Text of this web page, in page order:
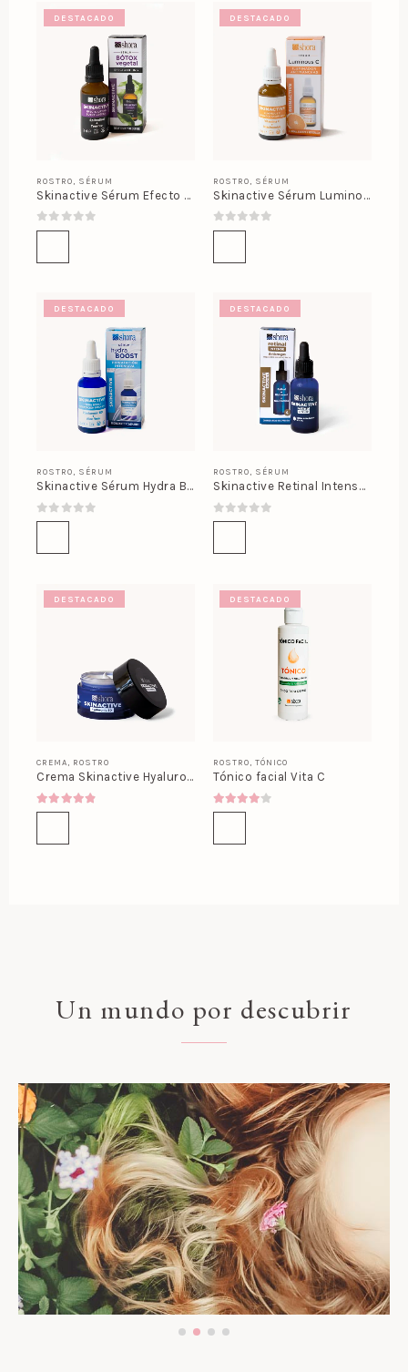
DESTACADO
ROSTRO SÉRUM
Skinactive Sérum Efecto Lifting
0out of 5
DESTACADO
ROSTRO SÉRUM
Skinactive Sérum Luminous C
0out of 5
DESTACADO
ROSTRO SÉRUM
Skinactive Sérum Hydra Boost
0out of 5
DESTACADO
ROSTRO SÉRUM
Skinactive Retinal Intense Sérum
0out of 5
DESTACADO
CREMA ROSTRO
Crema Skinactive Hyaluronic 8D
4.80out of 5
DESTACADO
ROSTRO TÓNICO
Tónico facial Vita C
4.00out of 5
Un mundo por descubrir
Cabello radiante
Cuidado capilar
Descubrir